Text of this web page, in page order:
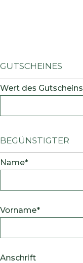
Gutscheines
Wert des Gutscheins
Begünstigter
Name*
Vorname*
Anschrift